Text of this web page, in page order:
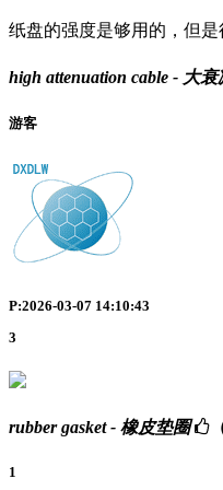
纸盘的强度是够用的，但
high attenuation cable - 大
游客
P:2026-03-07 14:10:43
3
rubber gasket - 橡皮垫圈
1